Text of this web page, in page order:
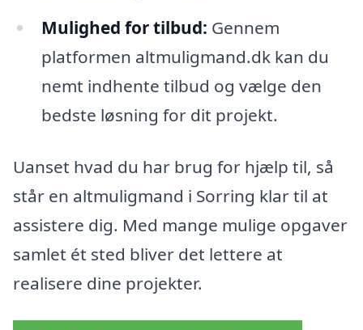
Mulighed for tilbud: Gennem
platformen altmuligmand.dk kan du
nemt indhente tilbud og vælge den
bedste løsning for dit projekt.
Uanset hvad du har brug for hjælp til, så
står en altmuligmand i Sorring klar til at
assistere dig. Med mange mulige opgaver
samlet ét sted bliver det lettere at
realisere dine projekter.